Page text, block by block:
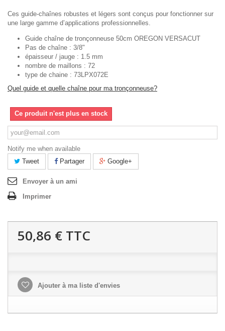
Ces guide-chaînes robustes et légers sont conçus pour fonctionner sur
une large gamme d’applications professionnelles.
Guide chaîne de tronçonneuse 50cm OREGON VERSACUT
Pas de chaîne : 3/8"
épaisseur / jauge : 1.5 mm
nombre de maillons : 72
type de chaine : 73LPX072E
Quel guide et quelle chaîne pour ma tronçonneuse?
Ce produit n'est plus en stock
Notify me when available
Tweet
Partager Google+
Envoyer à un ami
Imprimer
50,86 € TTC
Ajouter à ma liste d'envies